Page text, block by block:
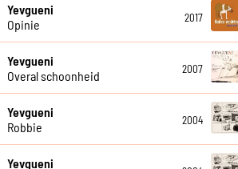
Yevgueni
Opinie
2017
Yevgueni
Overal schoonheid
2007
Yevgueni
Robbie
2004
Yevgueni